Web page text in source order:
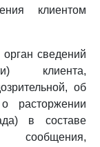
клиентом
сведений
клиента,
об
расторжении
в составе
сообщения,